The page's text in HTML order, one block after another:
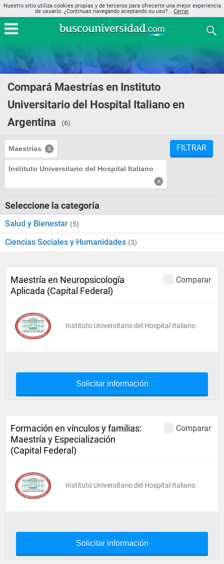
Nuestro sitio utiliza cookies propias y de terceros para ofrecerte una mejor experiencia
de usuario. ¿Continuas navegando aceptando su uso? .. Cerrar
Compará Maestrías en Instituto
Universitario del Hospital Italiano en
Argentina
(6)
Maestrías
Instituto Universitario del Hospital Italiano
FILTRAR
Seleccione la categoría
Salud y Bienestar (5)
Ciencias Sociales y Humanidades (3)
Comparar
Maestría en Neuropsicología
Aplicada (Capital Federal)
Instituto Universitario del Hospital Italiano
Solicitar información
Comparar
Formación en vínculos y familias:
Maestría y Especialización
(Capital Federal)
Instituto Universitario del Hospital Italiano
Solicitar información